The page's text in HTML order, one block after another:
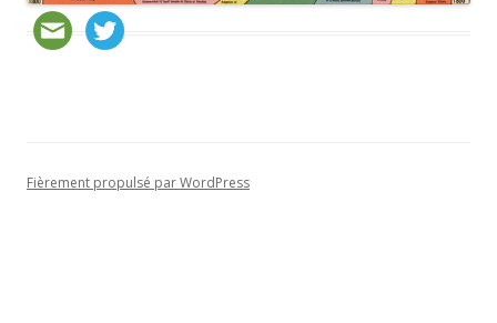
Fièrement propulsé par WordPress